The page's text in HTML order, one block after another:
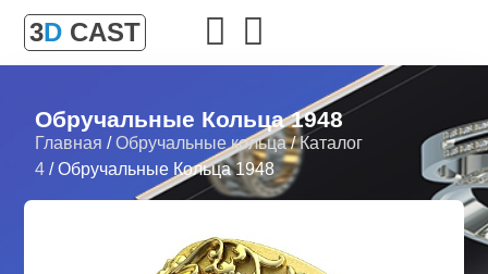
3D CAST
Обручальные Кольца 1948
Главная /Обручальные кольца/Каталог
4 / Обручальные Кольца 1948